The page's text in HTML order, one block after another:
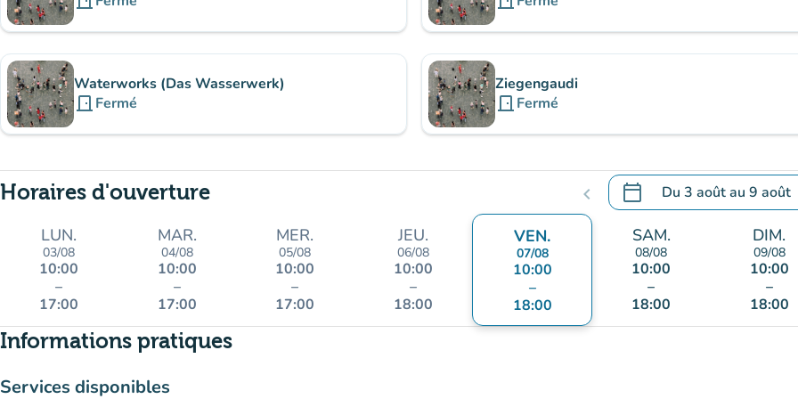
Waterworks (Das Wasserwerk)
door_front Fermé
Ziegengaudi
door_front Fermé
Horaires d'ouverture chevron_left calendar_today Du 3 aoûtau 9 août
.Ouvrir le calendrier pour
LUN.
03/08
10:00
–
17:00
MAR.
04/08
10:00
–
17:00
MER.
05/08
10:00
–
17:00
JEU.
06/08
10:00
–
18:00
VEN.
07/08
10:00
–
18:00
SAM.
08/08
10:00
–
18:00
DIM.
09/08
10:00
–
18:00
Informations pratiques
Services disponibles